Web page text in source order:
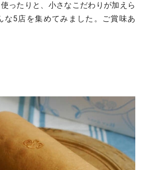
ったりと、小さなこだわりが加えら
な5店を集めてみました。ご賞味あ